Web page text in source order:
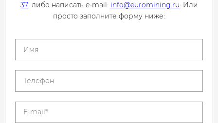
37, либо написать e-mail: info@euromining.ru. Или
просто заполните форму ниже: